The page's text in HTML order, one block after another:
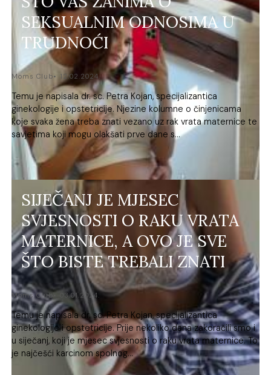
SEKSUALNIM ODNOSIMA U
TRUDNOĆI
Moms Club 12.02.2024.
Temu je napisala dr. sc. Petra Kojan, specijalizantica
ginekologije i opstetricije. Njezine kolumne o činjenicama
koje svaka žena treba znati vezano uz rak vrata maternice te
savjetima koji mogu olakšati prve dane s...
SIJEČANJ JE MJESEC
SVJESNOSTI O RAKU VRATA
MATERNICE, A OVO JE SVE
ŠTO BISTE TREBALI ZNATI
Moms Club 03.01.2024.
Temu je napisala dr. sc. Petra Kojan, specijalizantica
ginekologije i opstetricije. Prije nekoliko dana zakoračili smo i
u siječanj, koji je mjesec svjesnosti o raku vrata maternice. To
je najčešći karcinom spolnog...